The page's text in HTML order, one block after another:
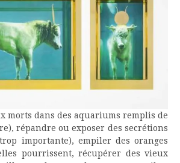
morts dans des aquariums remplis de
répandre ou exposer des secrétions
importante), empiler des oranges
pourrissent, récupérer des vieux